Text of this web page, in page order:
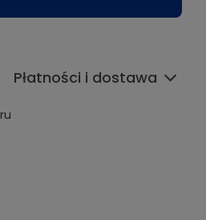
Płatności i dostawa